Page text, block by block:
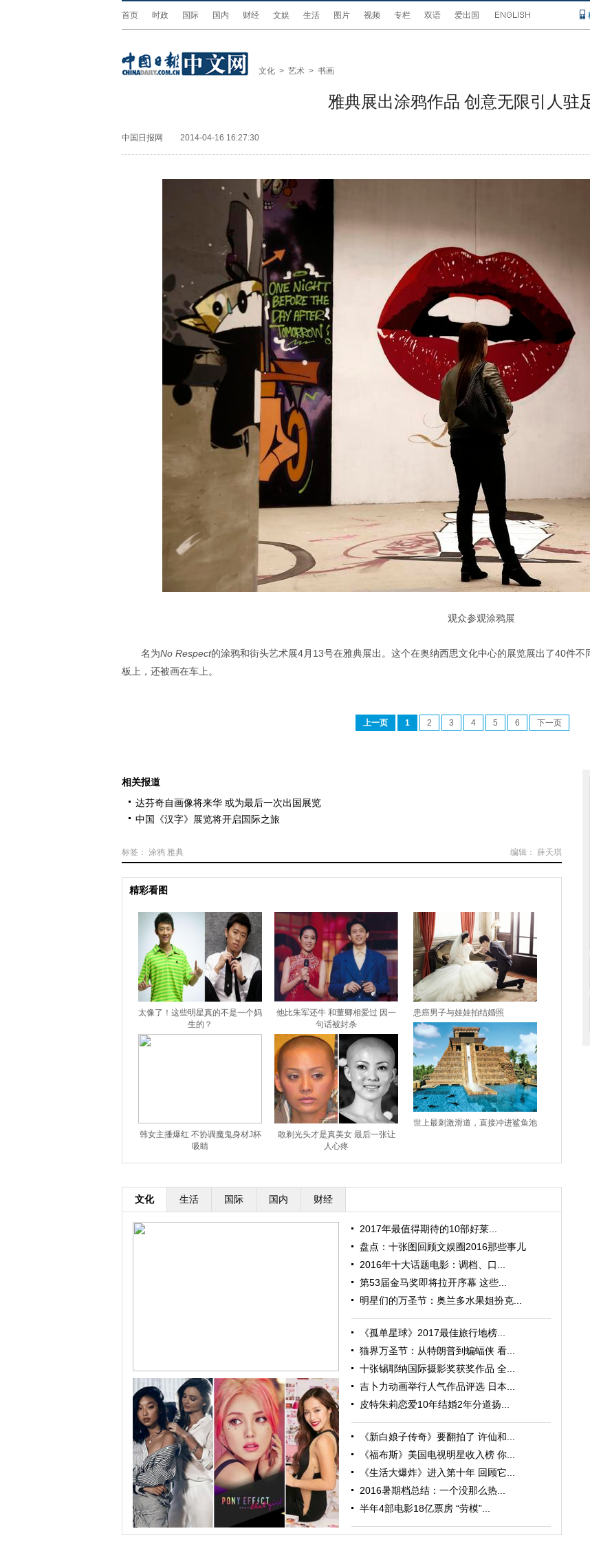
首页 时政 国际 国内 财经 文娱 生活 图片 视频 专栏 双语 爱出国
文化 > 艺术 > 书画
雅典展出涂鸦作品 创意无限引人驻
中国日报网 2014-04-16 16:27:30
观众参观涂鸦展
名为No Respect的涂鸦和街头艺术展4月13号在雅典展出。这个在奥纳西思文化中心的展览展出了40件
板上，还被画在车上。
上一页 1 2 3 4 5 6 下一页
相关报道
达芬奇自画像将来华 或为最后一次出国展览
中国《汉字》展览将开启国际之旅
编辑： 薛天琪
标签： 涂鸦 雅典
精彩看图
太像了！这些明星真的不是一个妈
生的？
他比朱军还牛 和董卿相爱过 因一
句话被封杀
韩女主播爆红 不协调魔鬼身材J杯
吸睛
敢剃光头才是真美女 最后一张让
人心疼
患癌男子与娃娃拍结婚照
世上最刺激滑道，直接冲进鲨鱼池
文化 生活 国际 国内 财经
跟随电影去旅行：布拉格 在这里邂逅特工、寻找浪漫
2017年最值得期待的10部好莱...
盘点：十张图回顾文娱圈2016那些事儿
2016年十大话题电影：调档、口...
第53届金马奖即将拉开序幕 这些...
明星们的万圣节：奥兰多水果姐扮克...
《孤单星球》2017最佳旅行地榜...
猫界万圣节：从特朗普到蝙蝠侠 看...
十张锡耶纳国际摄影奖获奖作品 全...
吉卜力动画举行人气作品评选 日本...
皮特朱莉恋爱10年结婚2年分道扬...
《新白娘子传奇》要翻拍了 许仙和...
《福布斯》美国电视明星收入榜 你...
《生活大爆炸》进入第十年 回顾它...
2016暑期档总结：一个没那么热...
半年4部电影18亿票房 “劳模”...